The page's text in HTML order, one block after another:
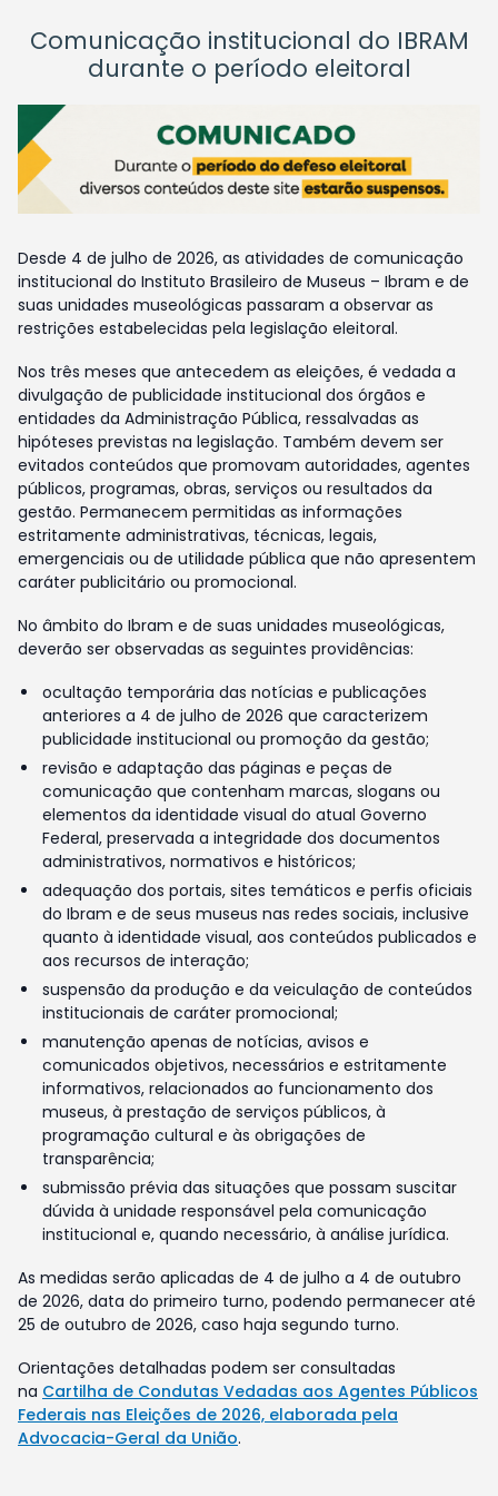
Comunicação institucional do IBRAM
durante o período eleitoral
Desde 4 de julho de 2026, as atividades de comunicação
institucional do Instituto Brasileiro de Museus – Ibram e de
suas unidades museológicas passaram a observar as
restrições estabelecidas pela legislação eleitoral.
Nos três meses que antecedem as eleições, é vedada a
divulgação de publicidade institucional dos órgãos e
entidades da Administração Pública, ressalvadas as
hipóteses previstas na legislação. Também devem ser
evitados conteúdos que promovam autoridades, agentes
públicos, programas, obras, serviços ou resultados da
gestão. Permanecem permitidas as informações
estritamente administrativas, técnicas, legais,
emergenciais ou de utilidade pública que não apresentem
caráter publicitário ou promocional.
No âmbito do Ibram e de suas unidades museológicas,
deverão ser observadas as seguintes providências:
ocultação temporária das notícias e publicações
anteriores a 4 de julho de 2026 que caracterizem
publicidade institucional ou promoção da gestão;
revisão e adaptação das páginas e peças de
comunicação que contenham marcas, slogans ou
elementos da identidade visual do atual Governo
Federal, preservada a integridade dos documentos
administrativos, normativos e históricos;
adequação dos portais, sites temáticos e perfis oficiais
do Ibram e de seus museus nas redes sociais, inclusive
quanto à identidade visual, aos conteúdos publicados e
aos recursos de interação;
suspensão da produção e da veiculação de conteúdos
institucionais de caráter promocional;
manutenção apenas de notícias, avisos e
comunicados objetivos, necessários e estritamente
informativos, relacionados ao funcionamento dos
museus, à prestação de serviços públicos, à
programação cultural e às obrigações de
transparência;
submissão prévia das situações que possam suscitar
dúvida à unidade responsável pela comunicação
institucional e, quando necessário, à análise jurídica.
As medidas serão aplicadas de 4 de julho a 4 de outubro
de 2026, data do primeiro turno, podendo permanecer até
25 de outubro de 2026, caso haja segundo turno.
Orientações detalhadas podem ser consultadas
na Cartilha de Condutas Vedadas aos Agentes Públicos
Federais nas Eleições de 2026, elaborada pela
Advocacia-Geral da União.